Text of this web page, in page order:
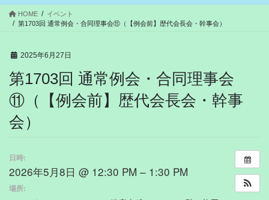
HOME
イベント
第1703回 通常例会・合同理事会⑪（【例会前】歴代会長会・幹事会）
2025年6月27日
第1703回 通常例会・合同理事会
⑪（【例会前】歴代会長会・幹事
会）
日時:
2026年5月8日 @ 12:30 PM – 1:30 PM
場所: